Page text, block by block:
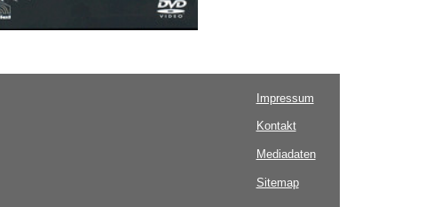
Impressum
Kontakt
Mediadaten
Sitemap